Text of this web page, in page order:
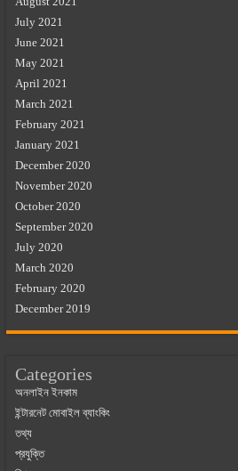
July 2021
June 2021
May 2021
April 2021
March 2021
February 2021
January 2021
December 2020
November 2020
October 2020
September 2020
July 2020
March 2020
February 2020
December 2019
Categories
অনলাইন ইনকাম
ইন্টারনেট মোবাইল ব্যাংকিং
তথ্য
প্রযুক্তি